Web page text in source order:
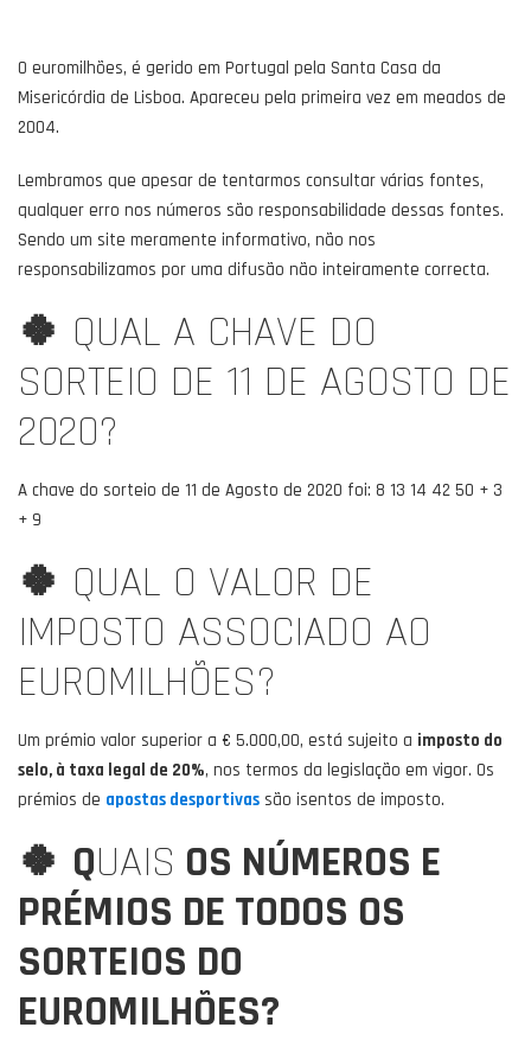
O euromilhões, é gerido em Portugal pela Santa Casa da
Misericórdia de Lisboa. Apareceu pela primeira vez em meados de
2004.
Lembramos que apesar de tentarmos consultar várias fontes,
qualquer erro nos números são responsabilidade dessas fontes.
Sendo um site meramente informativo, não nos
responsabilizamos por uma difusão não inteiramente correcta.
🍀 QUAL A CHAVE DO
SORTEIO DE 11 DE AGOSTO DE
2020?
A chave do sorteio de 11 de Agosto de 2020 foi: 8 13 14 42 50 + 3
+ 9
🍀 QUAL O VALOR DE
IMPOSTO ASSOCIADO AO
EUROMILHÕES?
Um prémio valor superior a € 5.000,00, está sujeito a imposto do
selo, à taxa legal de 20%, nos termos da legislação em vigor. Os
prémios de apostas desportivas são isentos de imposto.
🍀 QUAIS OS NÚMEROS E
PRÉMIOS DE TODOS OS
SORTEIOS DO
EUROMILHÕES?